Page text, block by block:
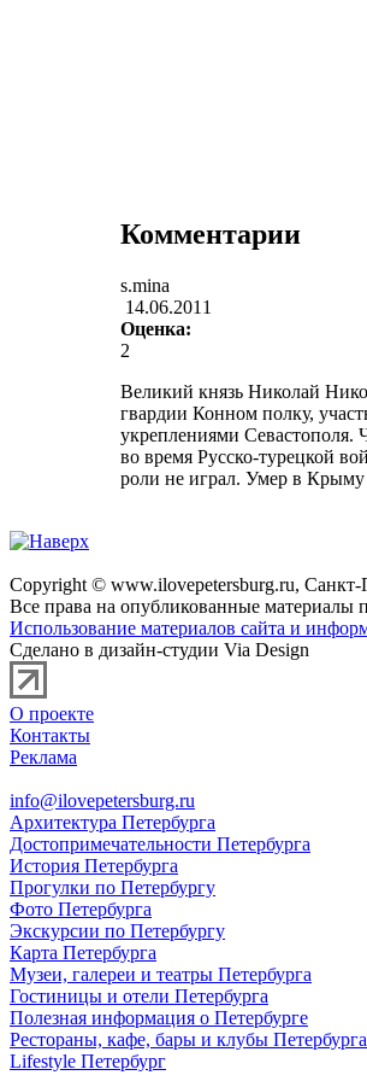
Комментарии
s.mina
14.06.2011
Оценка:
2
Великий князь Николай
гвардии Конном полку,
укреплениями Севастополя.
во время Русско-турецкой
роли не играл. Умер в Крыму
Copyright © www.ilovepetersburg.ru, Санкт-
Все права на опубликованные материалы
Использование материалов сайта и
Сделано в дизайн-студии Via Design
О проекте
Контакты
Реклама
info@ilovepetersburg.ru
Архитектура Петербурга
Достопримечательности Петербурга
История Петербурга
Прогулки по Петербургу
Фото Петербурга
Экскурсии по Петербургу
Карта Петербурга
Музеи, галереи и театры Петербурга
Гостиницы и отели Петербурга
Полезная информация о Петербурге
Рестораны, кафе, бары и клубы Петербурга
Lifestyle Петербург